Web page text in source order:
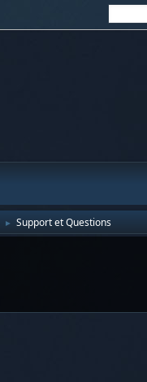
► Support et Questions